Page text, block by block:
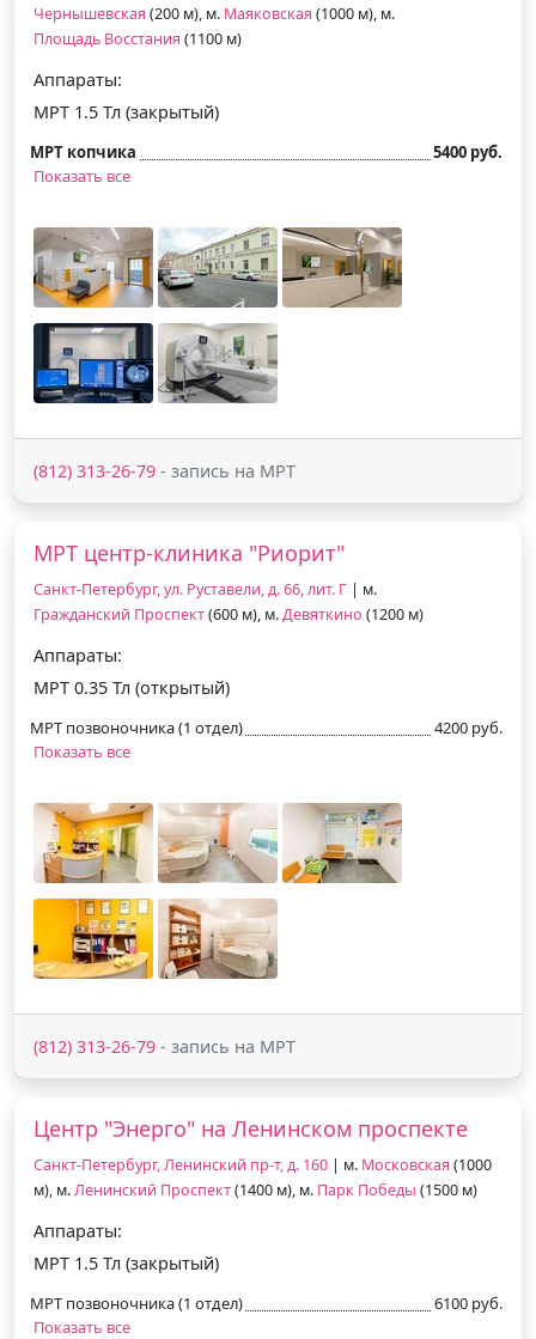
Чернышевская (200 м), м. Маяковская (1000 м), м.
Площадь Восстания (1100 м)
Аппараты:
МРТ 1.5 Тл (закрытый)
МРТ копчика
5400 руб.
Показать все
(812) 313-26-79 - запись на МРТ
МРТ центр-клиника "Риорит"
Санкт-Петербург, ул. Руставели, д. 66, лит. Г | м.
Гражданский Проспект(600 м), м.Девяткино (1200 м)
Аппараты:
МРТ 0.35 Тл (открытый)
МРТ позвоночника (1 отдел)
4200 руб.
Показать все
(812) 313-26-79 - запись на МРТ
Центр "Энерго" на Ленинском проспекте
Санкт-Петербург, Ленинский пр-т, д. 160 | м. Московская (1000
м), м.Ленинский Проспект(1400 м), м. Парк Победы (1500 м)
Аппараты:
МРТ 1.5 Тл (закрытый)
МРТ позвоночника (1 отдел)
6100 руб.
Показать все